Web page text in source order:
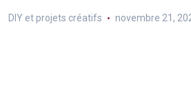
DIY et projets créatifs novembre 21,